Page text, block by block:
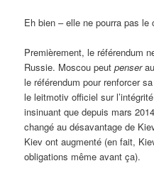
Eh bien – elle ne pourra pas le
Premièrement, le référendum
Russie. Moscou peutpenser
le référendum pour renforcer
le leitmotiv officiel sur
insinuant que depuis mars
changé au désavantage de
Kiev ont augmenté (en fait,
obligations même avant ça).